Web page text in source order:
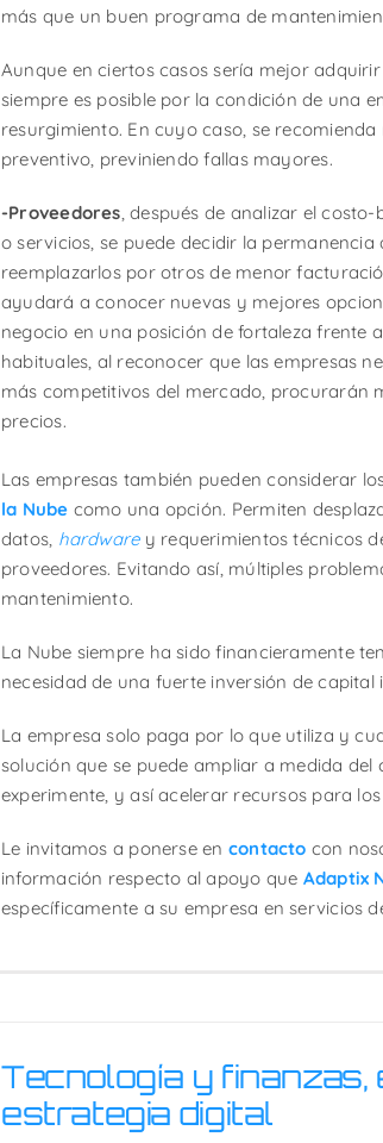
más que un buen programa de
Aunque en ciertos casos sería mejor
siempre es posible por la condición de una
resurgimiento. En cuyo caso, se
preventivo, previniendo fallas mayores.
-Proveedores, después de analizar el
o servicios, se puede decidir la permanencia
reemplazarlos por otros de menor
ayudará a conocer nuevas y mejores
negocio en una posición de fortaleza frente
habituales, al reconocer que las empresas
más competitivos del mercado, procurarán
precios.
Las empresas también pueden considerar
la Nube como una opción. Permiten
datos, hardwarey requerimientos técnicos
proveedores. Evitando así, múltiples
mantenimiento.
La Nube siempre ha sido financieramente
necesidad de una fuerte inversión de capital
La empresa solo paga por lo que utiliza y
solución que se puede ampliar a medida del
experimente, y así acelerar recursos para
Le invitamos a ponerse en contacto con
información respecto al apoyo que Adaptix
específicamente a su empresa en servicios
Tecnología y finanzas,
estrategia digital